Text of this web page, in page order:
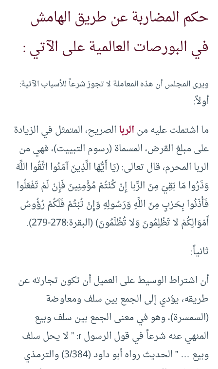
حكم المضاربة عن طريق الهامش
في البورصات العالمية على الآتي :
ويرى المجلس أن هذه المعاملة لا تجوز شرعاً للأسباب الآتية:
أولاً:
ما اشتملت عليه منالرباالصريح، المتمثل في الزيادة
على مبلغ القرض، المسماة (رسوم التبييت)، فهي من
الربا المحرم، قال تعالى: (يَا أَيُّهَا الَّذِينَ آمَنُوا اتَّقُوا اللَّهَ
وَذَرُوا مَا بَقِيَ مِنَ الرِّبا إِنْ كُنْتُمْ مُؤْمِنِينَ فَإِنْ لَمْ تَفْعَلُوا
فَأْذَنُوا بِحَرْبٍ مِنَ اللَّهِ وَرَسُولِهِ وَإِنْ تُبْتُمْ فَلَكُمْ رُؤُوسُ
أَمْوَالِكُمْ لا تَظْلِمُونَ وَلا تُظْلَمُونَ) (البقرة:278-279).
ثانياً:
أن اشتراط الوسيط على العميل أن تكون تجارته عن
طريقه، يؤدي إلى الجمع بين سلف ومعاوضة
(السمسرة)، وهو في معنى الجمع بين سلف وبيع
المنهي عنه شرعاً في قول الرسول r: ” لا يحل سلف
وبيع … ” الحديث رواه أبو داود (3/384) والترمذي